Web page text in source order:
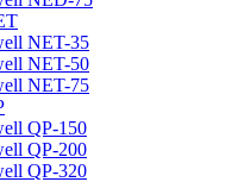
NET-35
NET-50
NET-75
QP-150
QP-200
QP-320